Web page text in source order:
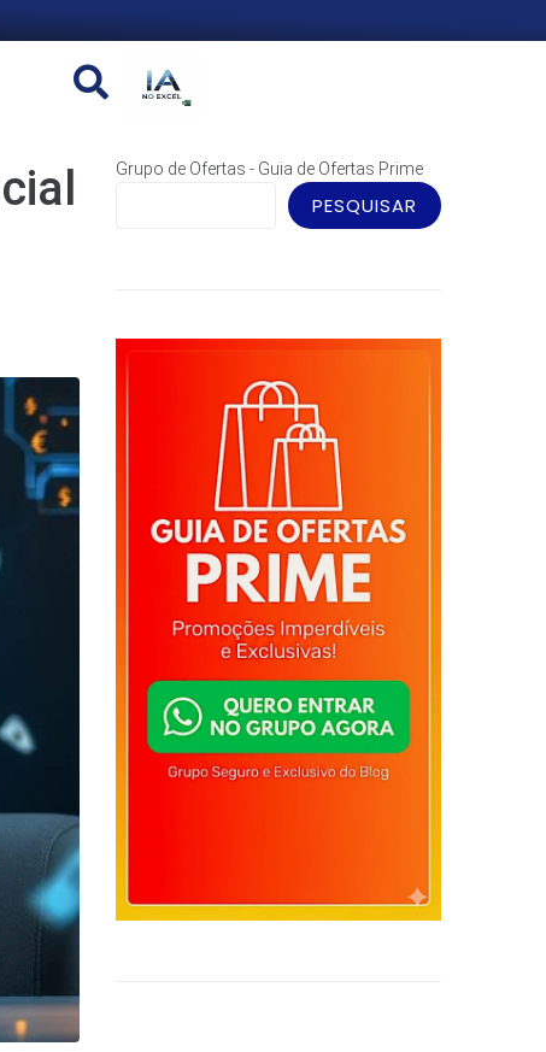
Grupo de Ofertas - Guia de Ofertas Prime
PESQUISAR